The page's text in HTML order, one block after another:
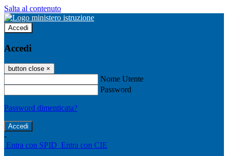
Salta al contenuto
Accedi
Accedi
button close ×
Nome Utente
Password
Password dimenticata?
-
Entra con SPID Entra con CIE